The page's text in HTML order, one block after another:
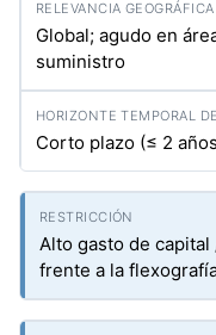
Global; agudo en
suministro
Corto plazo (≤ 2
Alto gasto de
frente a la